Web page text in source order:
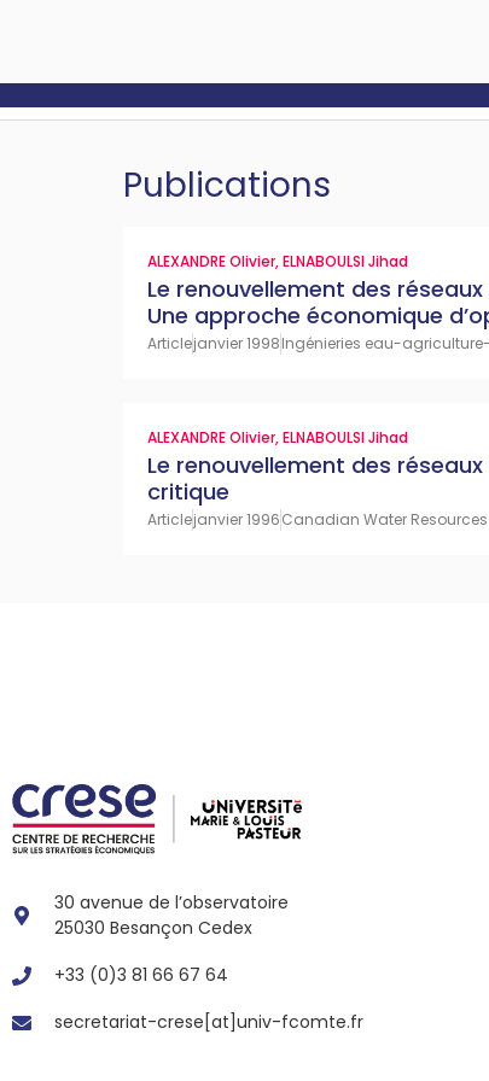
Publications
ALEXANDRE Olivier,ELNABOULSI Jihad
Le renouvellement des
Une approche économique
Articlejanvier 1998Ingénieries eau-agriculture-
ALEXANDRE Olivier,ELNABOULSI Jihad
Le renouvellement des
critique
Articlejanvier 1996Canadian Water Resources
30 avenue de l’observatoire
25030 Besançon Cedex
+33 (0)3 81 66 67 64
secretariat-crese[at]univ-fcomte.fr